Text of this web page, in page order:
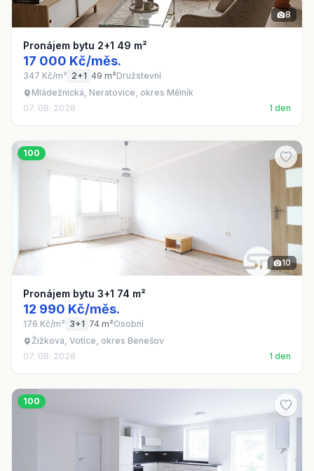
8
Pronájem bytu 2+1 49 m²
17 000 Kč/měs.
347 Kč/m² 2+1 49 m²Družstevní
Mládežnická, Neratovice, okres Mělník
07. 08. 2026
1 den
100
10
Pronájem bytu 3+1 74 m²
12 990 Kč/měs.
176 Kč/m² 3+1 74 m²Osobní
Žižkova, Votice, okres Benešov
07. 08. 2026
1 den
100